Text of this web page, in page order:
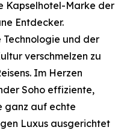
Kapselhotel-Marke der
Entdecker.
und der
verschmelzen zu
Im Herzen
Soho effiziente,
ganz auf echte
Luxus ausgerichtet